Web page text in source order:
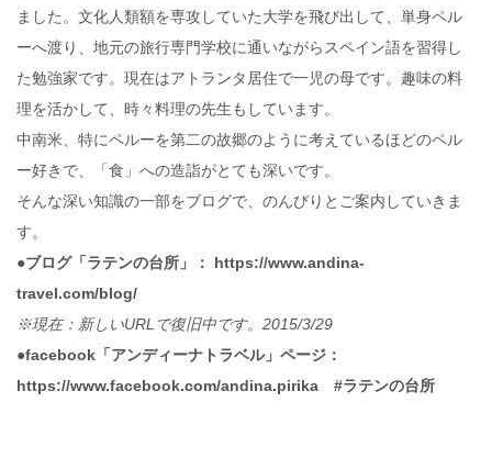
ました。文化人類額を専攻していた大学を飛び出して、単身ペル
ーへ渡り、地元の旅行専門学校に通いながらスペイン語を習得し
た勉強家です。現在はアトランタ居住で一児の母です。趣味の料
理を活かして、時々料理の先生もしています。
中南米、特にペルーを第二の故郷のように考えているほどのペル
ー好きで、「食」への造詣がとても深いです。
そんな深い知識の一部をブログで、のんびりとご案内していきま
す。
●ブログ「ラテンの台所」： https://www.andina-
travel.com/blog/
※現在：新しいURLで復旧中です。2015/3/29
●facebook「アンディーナトラベル」ページ：
https://www.facebook.com/andina.pirika #ラテンの台所